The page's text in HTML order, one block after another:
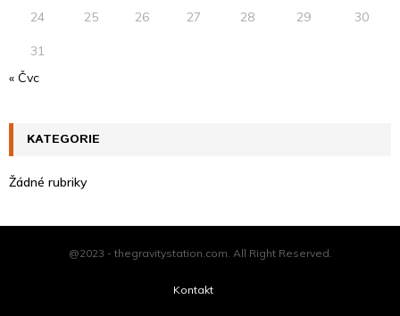
24 25 26 27 28 29 30
31
« Čvc
KATEGORIE
Žádné rubriky
@2023 - thegravitystation.com. All Right Reserved.
Kontakt